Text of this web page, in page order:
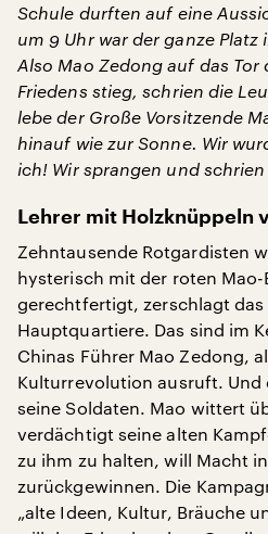
Schule durften auf eine
um 9 Uhr war der ganze
Also Mao Zedong auf das Tor
Friedens stieg, schrien die
lebe der Große Vorsitzende
hinauf wie zur Sonne. Wir
ich! Wir sprangen und schrien
Lehrer mit Holzknüppeln
Zehntausende Rotgardisten
hysterisch mit der roten Mao-
gerechtfertigt, zerschlagt
Hauptquartiere. Das sind im
Chinas Führer Mao Zedong,
Kulturrevolution ausruft. Und
seine Soldaten. Mao wittert
verdächtigt seine alten
zu ihm zu halten, will Macht
zurückgewinnen. Die
„alte Ideen, Kultur, Bräuche